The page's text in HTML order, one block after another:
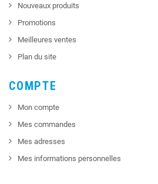
Nouveaux produits
Promotions
Meilleures ventes
Plan du site
COMPTE
Mon compte
Mes commandes
Mes adresses
Mes informations personnelles